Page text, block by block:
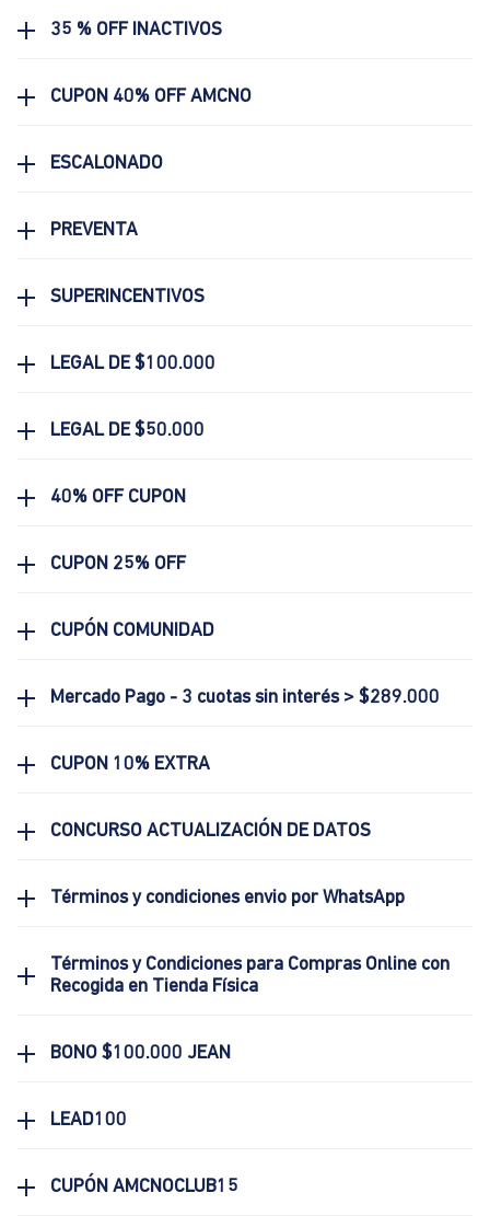
35 % OFF INACTIVOS
CUPON 40% OFF AMCNO
ESCALONADO
PREVENTA
SUPERINCENTIVOS
LEGAL DE $100.000
LEGAL DE $50.000
40% OFF CUPON
CUPON 25% OFF
CUPÓN COMUNIDAD
Mercado Pago - 3 cuotas sin interés > $289.000
CUPON 10% EXTRA
CONCURSO ACTUALIZACIÓN DE DATOS
Términos y condiciones envio por WhatsApp
Términos y Condiciones para Compras Online con
Recogida en Tienda Física
BONO $100.000 JEAN
LEAD100
CUPÓN AMCNOCLUB15